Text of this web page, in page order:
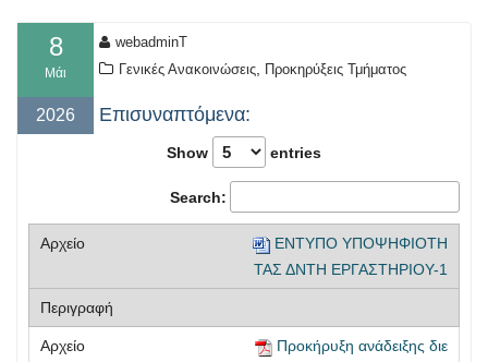
8
Μάι
2026
webadminT
Γενικές Ανακοινώσεις, Προκηρύξεις Τμήματος
Επισυναπτόμενα:
Show entries
Search:
ENTYΠΟ ΥΠΟΨΗΦΙΟΤΗ
ΤΑΣ ΔΝΤΗ ΕΡΓΑΣΤΗΡΙΟΥ-1
Προκήρυξη ανάδειξης διε